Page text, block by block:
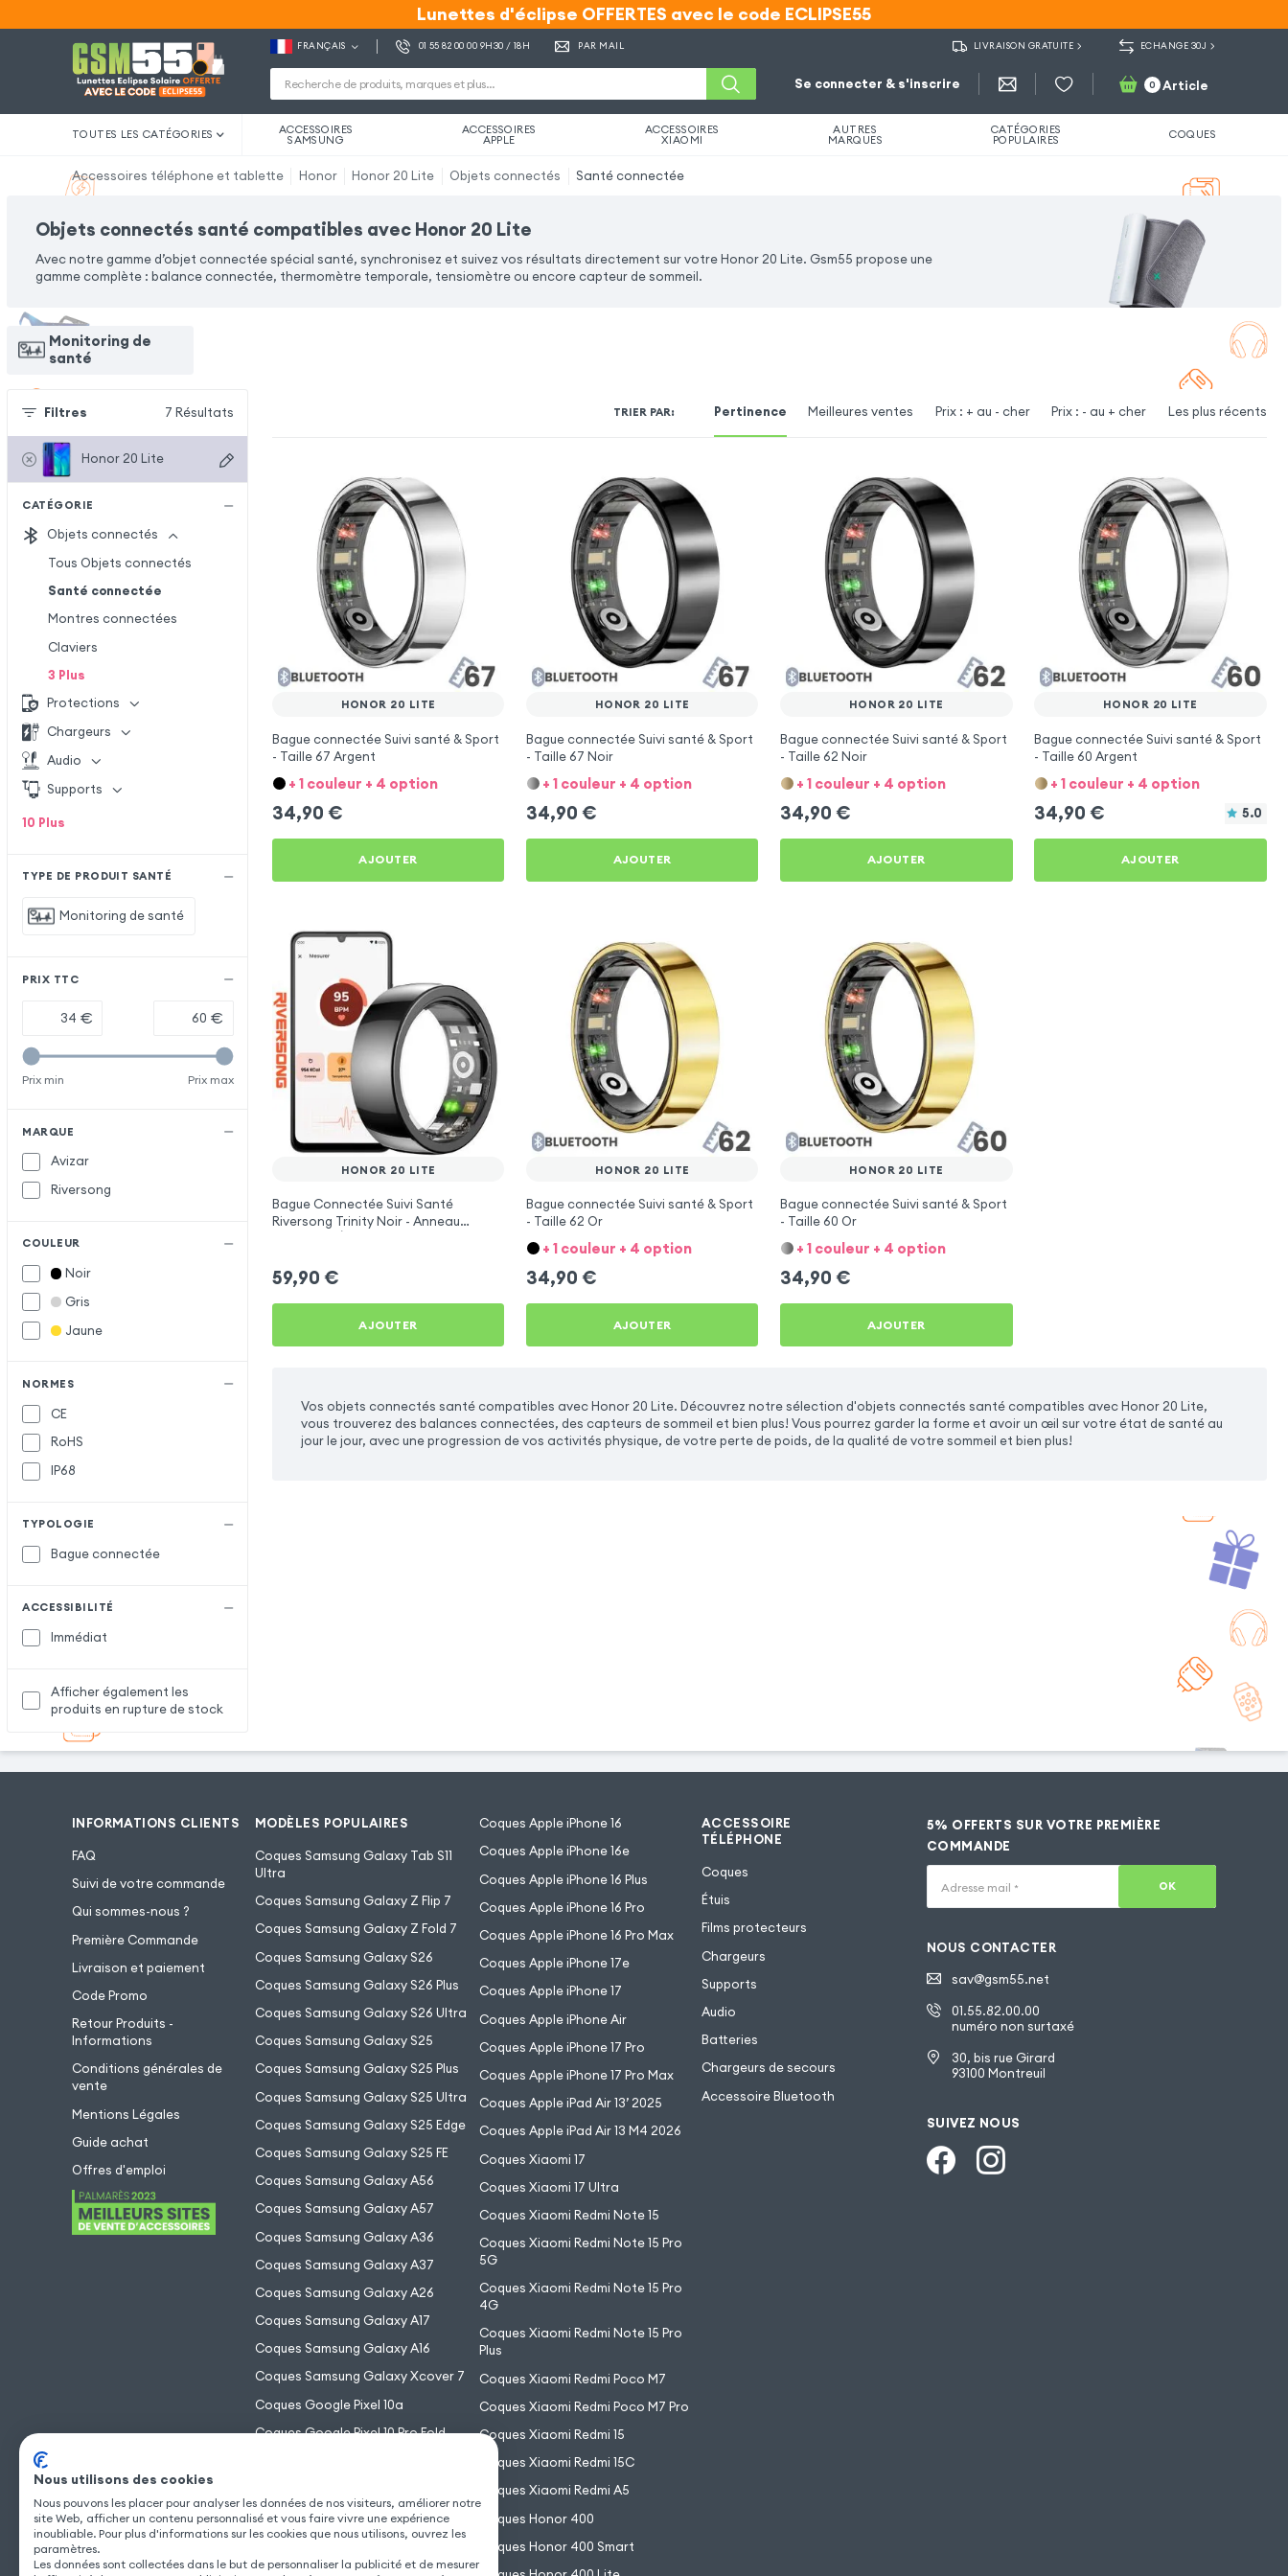
Lunettes d'éclipse OFFERTES avec le code ECLIPSE55
Lunettes d'éclipse OFFERTES avec le code ECLIPSE55
FRANÇAIS 01 55 82 00 00 9H30 / 18H PAR MAIL LIVRAISON GRATUITE ECHANGE 30J
Se connecter & s'inscrire 0 Article
TOUTES LES CATÉGORIES ACCESSOIRES
SAMSUNG
ACCESSOIRES
APPLE
ACCESSOIRES
XIAOMI
AUTRES
MARQUES
CATÉGORIES
POPULAIRES COQUES
Accessoires téléphone et tablette Honor Honor 20 Lite Objets connectés Santé connectée
Objets connectés santé compatibles avec Honor 20 Lite
Avec notre gamme d’objet connectée spécial santé, synchronisez et suivez vos résultats directement sur votre Honor 20 Lite. Gsm55 propose une
gamme complète : balance connectée, thermomètre temporale, tensiomètre ou encore capteur de sommeil.
Monitoring de
santé
Filtres 7 Résultats
Honor 20 Lite
CATÉGORIE
Objets connectés
Tous Objets connectés
Santé connectée
Montres connectées
Claviers
3 Plus
Protections
Chargeurs
Audio
Supports
10 Plus
TYPE DE PRODUIT SANTÉ
Monitoring de santé
PRIX TTC
€ €
Prix min Prix max
MARQUE
Avizar
Riversong
COULEUR
Noir
Gris
Jaune
NORMES
CE
RoHS
IP68
TYPOLOGIE
Bague connectée
ACCESSIBILITÉ
Immédiat
Afficher également les
produits en rupture de stock
TRIER PAR: Pertinence Meilleures ventes Prix : + au - cher Prix : - au + cher Les plus récents
HONOR 20 LITE
Bague connectée Suivi santé & Sport
- Taille 67 Argent
+ 1 couleur + 4 option
34,90 €
AJOUTER
HONOR 20 LITE
Bague connectée Suivi santé & Sport
- Taille 67 Noir
+ 1 couleur + 4 option
34,90 €
AJOUTER
HONOR 20 LITE
Bague connectée Suivi santé & Sport
- Taille 62 Noir
+ 1 couleur + 4 option
34,90 €
AJOUTER
HONOR 20 LITE
Bague connectée Suivi santé & Sport
- Taille 60 Argent
+ 1 couleur + 4 option
34,90 € 5.0
AJOUTER
HONOR 20 LITE
Bague Connectée Suivi Santé
Riversong Trinity Noir - Anneau
59,90 €
AJOUTER
HONOR 20 LITE
Bague connectée Suivi santé & Sport
- Taille 62 Or
+ 1 couleur + 4 option
34,90 €
AJOUTER
HONOR 20 LITE
Bague connectée Suivi santé & Sport
- Taille 60 Or
+ 1 couleur + 4 option
34,90 €
AJOUTER
Vos objets connectés santé compatibles avec Honor 20 Lite. Découvrez notre sélection d'objets connectés santé compatibles avec Honor 20 Lite,
vous trouverez des balances connectées, des capteurs de sommeil et bien plus! Vous pourrez garder la forme et avoir un œil sur votre état de santé au
jour le jour, avec une progression de vos activités physique, de votre perte de poids, de la qualité de votre sommeil et bien plus!
INFORMATIONS CLIENTS
FAQ
Suivi de votre commande
Qui sommes-nous ?
Première Commande
Livraison et paiement
Code Promo
Retour Produits -
Informations
Conditions générales de
vente
Mentions Légales
Guide achat
Offres d'emploi
MODÈLES POPULAIRES
Coques Samsung Galaxy Tab S11
Ultra
Coques Samsung Galaxy Z Flip 7
Coques Samsung Galaxy Z Fold 7
Coques Samsung Galaxy S26
Coques Samsung Galaxy S26 Plus
Coques Samsung Galaxy S26 Ultra
Coques Samsung Galaxy S25
Coques Samsung Galaxy S25 Plus
Coques Samsung Galaxy S25 Ultra
Coques Samsung Galaxy S25 Edge
Coques Samsung Galaxy S25 FE
Coques Samsung Galaxy A56
Coques Samsung Galaxy A57
Coques Samsung Galaxy A36
Coques Samsung Galaxy A37
Coques Samsung Galaxy A26
Coques Samsung Galaxy A17
Coques Samsung Galaxy A16
Coques Samsung Galaxy Xcover 7
Coques Google Pixel 10a
Coques Google Pixel 10 Pro Fold
Coques Google Pixel 10
Coques Apple iPhone 16
Coques Apple iPhone 16e
Coques Apple iPhone 16 Plus
Coques Apple iPhone 16 Pro
Coques Apple iPhone 16 Pro Max
Coques Apple iPhone 17e
Coques Apple iPhone 17
Coques Apple iPhone Air
Coques Apple iPhone 17 Pro
Coques Apple iPhone 17 Pro Max
Coques Apple iPad Air 13’ 2025
Coques Apple iPad Air 13 M4 2026
Coques Xiaomi 17
Coques Xiaomi 17 Ultra
Coques Xiaomi Redmi Note 15
Coques Xiaomi Redmi Note 15 Pro
5G
Coques Xiaomi Redmi Note 15 Pro
4G
Coques Xiaomi Redmi Note 15 Pro
Plus
Coques Xiaomi Redmi Poco M7
Coques Xiaomi Redmi Poco M7 Pro
Coques Xiaomi Redmi 15
Coques Xiaomi Redmi 15C
Coques Xiaomi Redmi A5
Coques Honor 400
Coques Honor 400 Smart
ACCESSOIRE
TÉLÉPHONE
Coques
Étuis
Films protecteurs
Chargeurs
Supports
Audio
Batteries
Chargeurs de secours
Accessoire Bluetooth
5% OFFERTS SUR VOTRE PREMIÈRE
COMMANDE
Adresse mail * OK
NOUS CONTACTER
sav@gsm55.net
01.55.82.00.00
numéro non surtaxé
30, bis rue Girard
93100 Montreuil
SUIVEZ NOUS
Nous utilisons des cookies
Nous pouvons les placer pour analyser les données de nos visiteurs, améliorer notre
site Web, afficher un contenu personnalisé et vous faire vivre une expérience
inoubliable. Pour plus d'informations sur les cookies que nous utilisons, ouvrez les
paramètres.
Les données sont collectées dans le but de personnaliser la publicité et de mesurer